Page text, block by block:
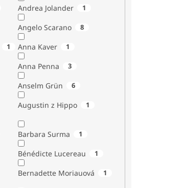
Andrea Jolander 1
Angelo Scarano 8
1 Anna Kaver 1
Anna Penna 3
Anselm Grün 6
Augustin z Hippo 1
Barbara Surma 1
Bénédicte Lucereau 1
Bernadette Moriauová 1